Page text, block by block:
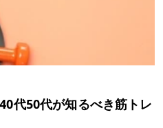
代50代が知るべき筋トレ